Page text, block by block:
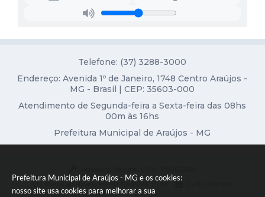
Prefeitura Municipal de Araújos - MG e os cookies:
nosso site usa cookies para melhorar a sua
Galeria de Fotos
Ouvidoria
Audiências Públicas
Arquivos para Download
Turismo
Telefone: (37) 3288-3000
Endereço: Avenida 1º de Janeiro, 1748 Centro Araújos -
MG - Brasil | CEP: 35603-000
Atendimento de Segunda-feira a Sexta-feira das 08hs
00m às 16hs
Prefeitura Municipal de Araújos - MG
Portal atualizado em: